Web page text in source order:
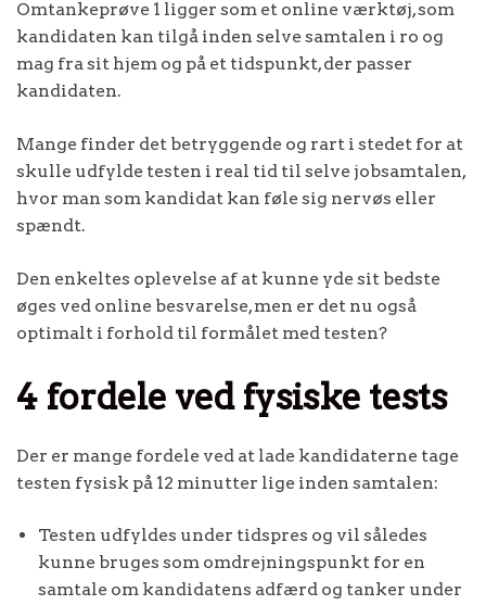
Omtankeprøve 1 ligger som et online værktøj, som
kandidaten kan tilgå inden selve samtalen i ro og
mag fra sit hjem og på et tidspunkt, der passer
kandidaten.
Mange finder det betryggende og rart i stedet for at
skulle udfylde testen i real tid til selve jobsamtalen,
hvor man som kandidat kan føle sig nervøs eller
spændt.
Den enkeltes oplevelse af at kunne yde sit bedste
øges ved online besvarelse, men er det nu også
optimalt i forhold til formålet med testen?
4 fordele ved fysiske tests
Der er mange fordele ved at lade kandidaterne tage
testen fysisk på 12 minutter lige inden samtalen:
Testen udfyldes under tidspres og vil således
kunne bruges som omdrejningspunkt for en
samtale om kandidatens adfærd og tanker under